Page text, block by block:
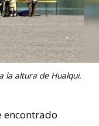
la altura de Hualqui.
encontrado